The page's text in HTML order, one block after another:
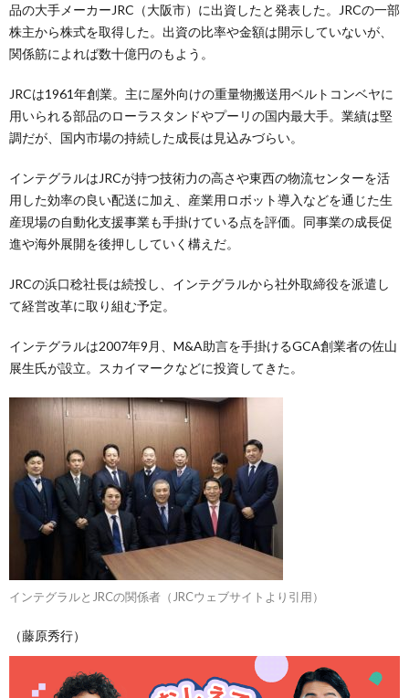
品の大手メーカーJRC（大阪市）に出資したと発表した。JRCの一部
株主から株式を取得した。出資の比率や金額は開示していないが、
関係筋によれば数十億円のもよう。
JRCは1961年創業。主に屋外向けの重量物搬送用ベルトコンベヤに
用いられる部品のローラスタンドやプーリの国内最大手。業績は堅
調だが、国内市場の持続した成長は見込みづらい。
インテグラルはJRCが持つ技術力の高さや東西の物流センターを活
用した効率の良い配送に加え、産業用ロボット導入などを通じた生
産現場の自動化支援事業も手掛けている点を評価。同事業の成長促
進や海外展開を後押ししていく構えだ。
JRCの浜口稔社長は続投し、インテグラルから社外取締役を派遣し
て経営改革に取り組む予定。
インテグラルは2007年9月、M&A助言を手掛けるGCA創業者の佐山
展生氏が設立。スカイマークなどに投資してきた。
インテグラルとJRCの関係者（JRCウェブサイトより引用）
（藤原秀行）